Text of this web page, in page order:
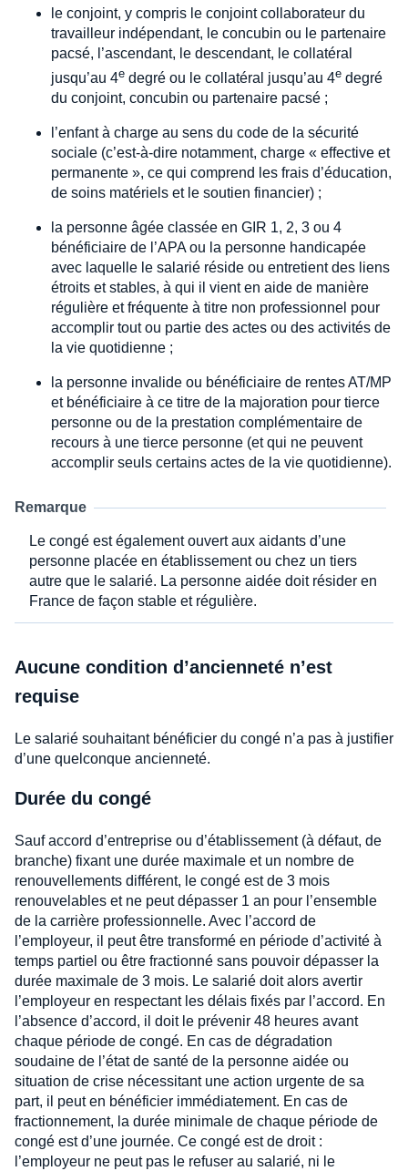
le conjoint, y compris le conjoint collaborateur du
travailleur indépendant, le concubin ou le partenaire
pacsé, l’ascendant, le descendant, le collatéral
jusqu’au 4e degré ou le collatéral jusqu’au 4e degré
du conjoint, concubin ou partenaire pacsé ;
l’enfant à charge au sens du code de la sécurité
sociale (c’est-à-dire notamment, charge « effective et
permanente », ce qui comprend les frais d’éducation,
de soins matériels et le soutien financier) ;
la personne âgée classée en GIR 1, 2, 3 ou 4
bénéficiaire de l’APA ou la personne handicapée
avec laquelle le salarié réside ou entretient des liens
étroits et stables, à qui il vient en aide de manière
régulière et fréquente à titre non professionnel pour
accomplir tout ou partie des actes ou des activités de
la vie quotidienne ;
la personne invalide ou bénéficiaire de rentes AT/MP
et bénéficiaire à ce titre de la majoration pour tierce
personne ou de la prestation complémentaire de
recours à une tierce personne (et qui ne peuvent
accomplir seuls certains actes de la vie quotidienne).
Remarque
Le congé est également ouvert aux aidants d’une
personne placée en établissement ou chez un tiers
autre que le salarié. La personne aidée doit résider en
France de façon stable et régulière.
Aucune condition d’ancienneté n’est
requise
Le salarié souhaitant bénéficier du congé n’a pas à justifier
d’une quelconque ancienneté.
Durée du congé
Sauf accord d’entreprise ou d’établissement (à défaut, de
branche) fixant une durée maximale et un nombre de
renouvellements différent, le congé est de 3 mois
renouvelables et ne peut dépasser 1 an pour l’ensemble
de la carrière professionnelle. Avec l’accord de
l’employeur, il peut être transformé en période d’activité à
temps partiel ou être fractionné sans pouvoir dépasser la
durée maximale de 3 mois. Le salarié doit alors avertir
l’employeur en respectant les délais fixés par l’accord. En
l’absence d’accord, il doit le prévenir 48 heures avant
chaque période de congé. En cas de dégradation
soudaine de l’état de santé de la personne aidée ou
situation de crise nécessitant une action urgente de sa
part, il peut en bénéficier immédiatement. En cas de
fractionnement, la durée minimale de chaque période de
congé est d’une journée. Ce congé est de droit :
l’employeur ne peut pas le refuser au salarié, ni le